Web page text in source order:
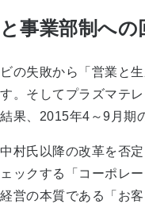
事業部制への
の失敗から「営業と
。そしてプラズマテ
果、2015年4～9月期
村氏以降の改革を否
ックする「コーポレ
営の本質である「お